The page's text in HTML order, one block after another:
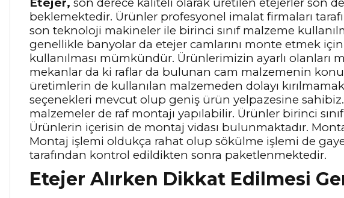
beklemektedir. Ürünler profesyonel imalat firmaları
son teknoloji makineler ile birinci sınıf malzeme
genellikle banyolar da etejer camlarını monte etmek
kullanılması mümkündür. Ürünlerimizin ayarlı
mekanlar da ki raflar da bulunan cam malzemenin
üretimlerin de kullanılan malzemeden dolayı
seçenekleri mevcut olup geniş ürün yelpazesine
malzemeler de raf montajı yapılabilir. Ürünler birinci
Ürünlerin içerisin de montaj vidası bulunmaktadır.
Montaj işlemi oldukça rahat olup sökülme işlemi de
tarafından kontrol edildikten sonra paketlenmektedir.
Etejer Alırken Dikkat Edilmesi